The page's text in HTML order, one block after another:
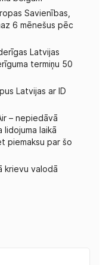
Savienības,
6 mēnešus pēc
Latvijas
termiņu 50
Latvijas ar ID
– nepiedāvā
lidojuma laikā
piemaksu par šo
krievu valodā